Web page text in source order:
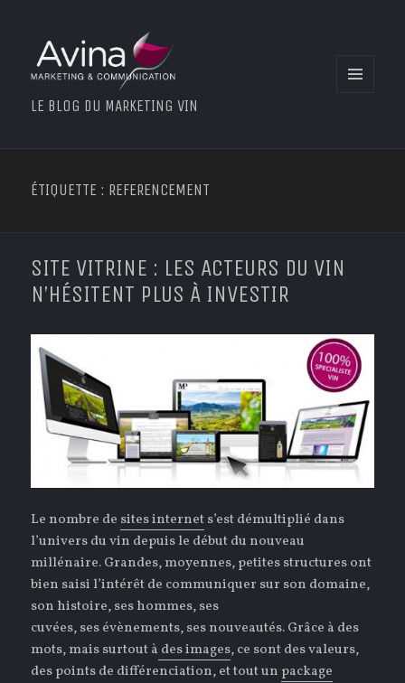
LE BLOG DU MARKETING VIN
ÉTIQUETTE : REFERENCEMENT
SITE VITRINE : LES ACTEURS DU VIN
N’HÉSITENT PLUS À INVESTIR
Le nombre de sites internets’est démultiplié dans
l’univers du vin depuis le début du nouveau
millénaire. Grandes, moyennes, petites structures ont
bien saisi l’intérêt de communiquer sur son domaine,
son histoire, ses hommes, ses
cuvées, ses évènements, ses nouveautés. Grâce à des
mots, mais surtout à des images, ce sont des valeurs,
des points de différenciation, et tout un package